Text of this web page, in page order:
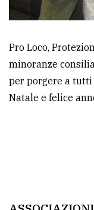
Pro Loco,
minoranze
per porgere a
Natale e felice